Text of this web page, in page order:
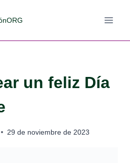
un feliz Día
29 de noviembre de 2023